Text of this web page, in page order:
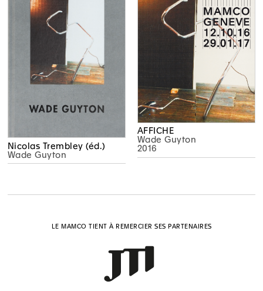
Nicolas Trembley (éd.)
Wade Guyton
AFFICHE
Wade Guyton
2016
LE MAMCO TIENT À REMERCIER SES PARTENAIRES